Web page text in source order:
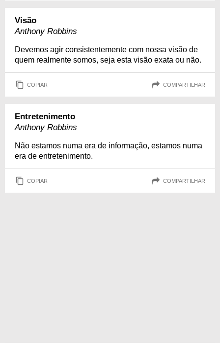
Visão
Anthony Robbins
Devemos agir consistentemente com nossa visão de
quem realmente somos, seja esta visão exata ou não.
COPIAR COMPARTILHAR
Entretenimento
Anthony Robbins
Não estamos numa era de informação, estamos numa
era de entretenimento.
COPIAR COMPARTILHAR